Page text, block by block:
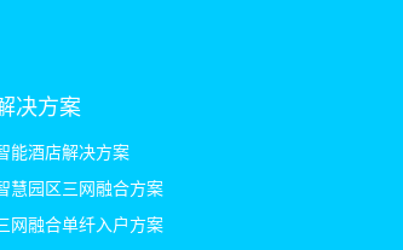
决方案
能酒店解决方案
慧园区三网融合方案
网融合单纤入户方案